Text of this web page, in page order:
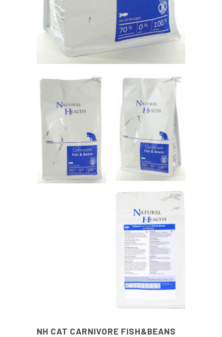
NH CAT CARNIVORE FISH&BEANS